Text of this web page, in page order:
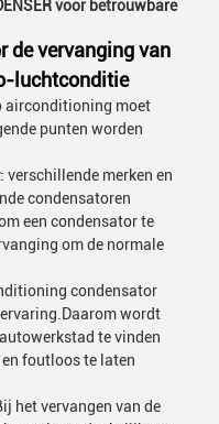
voor betrouwbare
de vervanging van
luchtconditie
airconditioning moet
punten worden
verschillende merken en
condensatoren
een condensator te
om de normale
condensator
wordt
te vinden
foutloos te laten
het vervangen van de